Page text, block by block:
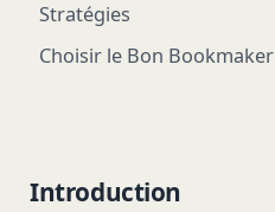
Stratégies
Choisir le Bon Bookmaker
Introduction